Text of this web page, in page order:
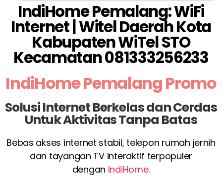
IndiHome Pemalang: WiFi
Internet | Witel Daerah Kota
Kabupaten WiTel STO
Kecamatan 081333256233
IndiHome Pemalang Promo
Solusi Internet Berkelas dan Cerdas
Untuk Aktivitas Tanpa Batas
Bebas akses internet stabil, telepon rumah jernih
dan tayangan TV interaktif terpopuler
dengan IndiHome.